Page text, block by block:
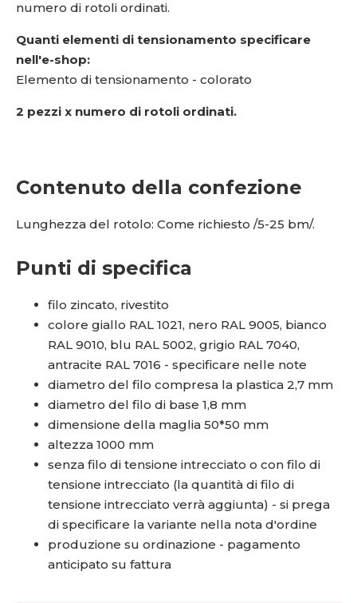
numero di rotoli ordinati.
Quanti elementi di tensionamento specificare
nell'e-shop:
Elemento di tensionamento - colorato
2 pezzi x numero di rotoli ordinati.
Contenuto della confezione
Lunghezza del rotolo: Come richiesto /5-25 bm/.
Punti di specifica
filo zincato, rivestito
colore giallo RAL 1021, nero RAL 9005, bianco
RAL 9010, blu RAL 5002, grigio RAL 7040,
antracite RAL 7016 - specificare nelle note
diametro del filo compresa la plastica 2,7 mm
diametro del filo di base 1,8 mm
dimensione della maglia 50*50 mm
altezza 1000 mm
senza filo di tensione intrecciato o con filo di
tensione intrecciato (la quantità di filo di
tensione intrecciato verrà aggiunta) - si prega
di specificare la variante nella nota d'ordine
produzione su ordinazione - pagamento
anticipato su fattura